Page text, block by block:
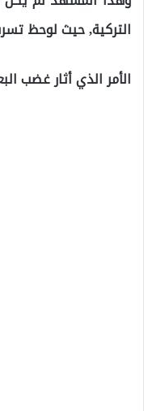
التركية, حيث لوحظ
الأمر الذي أثار غضب